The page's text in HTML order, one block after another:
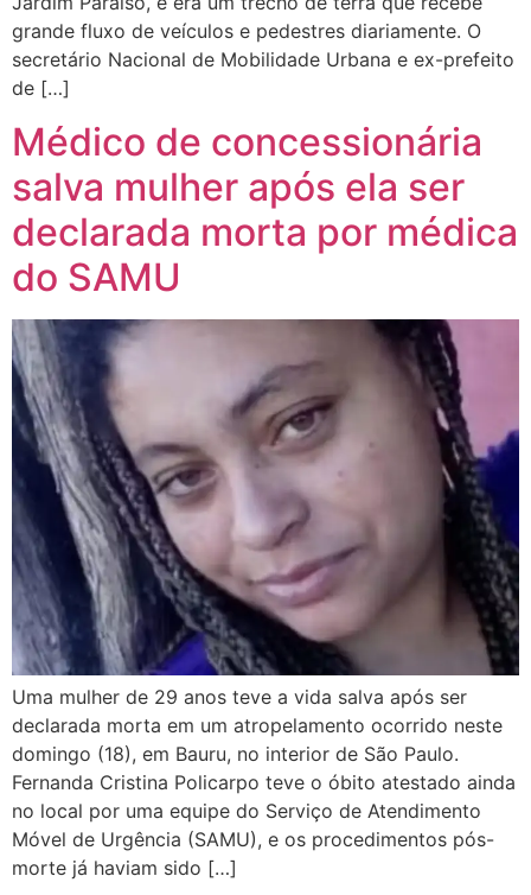
grande fluxo de veículos e pedestres diariamente. O
secretário Nacional de Mobilidade Urbana e ex-prefeito
de […]
Médico de concessionária
salva mulher após ela ser
declarada morta por médica
do SAMU
Uma mulher de 29 anos teve a vida salva após ser
declarada morta em um atropelamento ocorrido neste
domingo (18), em Bauru, no interior de São Paulo.
Fernanda Cristina Policarpo teve o óbito atestado ainda
no local por uma equipe do Serviço de Atendimento
Móvel de Urgência (SAMU), e os procedimentos pós-
morte já haviam sido […]